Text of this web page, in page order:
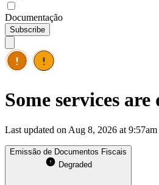
Documentação
Subscribe
Some services are
Last updated on Aug 8, 2026 at
Emissão de Documentos Fiscais
Degraded